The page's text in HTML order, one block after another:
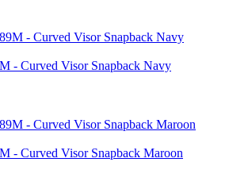
- Curved Visor Snapback Navy
- Curved Visor Snapback Maroon